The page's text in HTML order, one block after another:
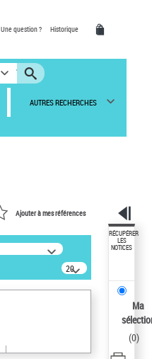
Une question ? Historique
AUTRES RECHERCHES
Ajouter à mes références
20
résultats/page
RÉCUPÉRER
LES
NOTICES
Ma
(0)